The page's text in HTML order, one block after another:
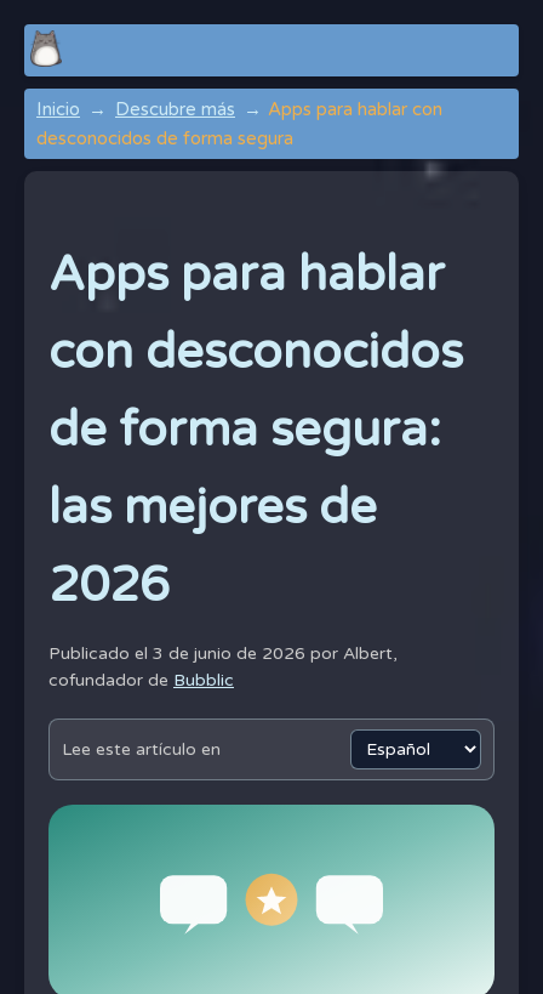
Inicio Descubre más
Apps para hablar con
desconocidos de forma segura
Apps para hablar
con desconocidos
de forma segura:
las mejores de
2026
Publicado el 3 de junio de 2026 por Albert,
cofundador de Bubblic
Lee este artículo en